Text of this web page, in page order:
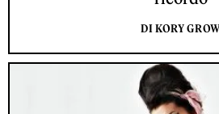
DI KORY